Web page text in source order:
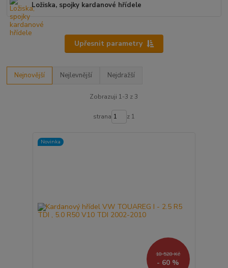
Ložiska, spojky kardanové hřídele
Upřesnit parametry
Nejnovější Nejlevnější Nejdražší
Zobrazuji 1-3 z 3
strana z 1
Novinka
18 528 Kč
- 60 %